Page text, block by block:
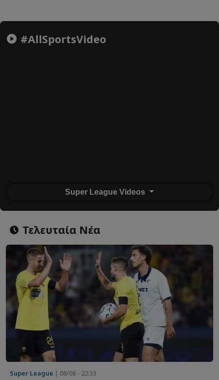
#AllSportsVideo
Super League Videos
Τελευταία Νέα
Super League | 08/08 - 22:33